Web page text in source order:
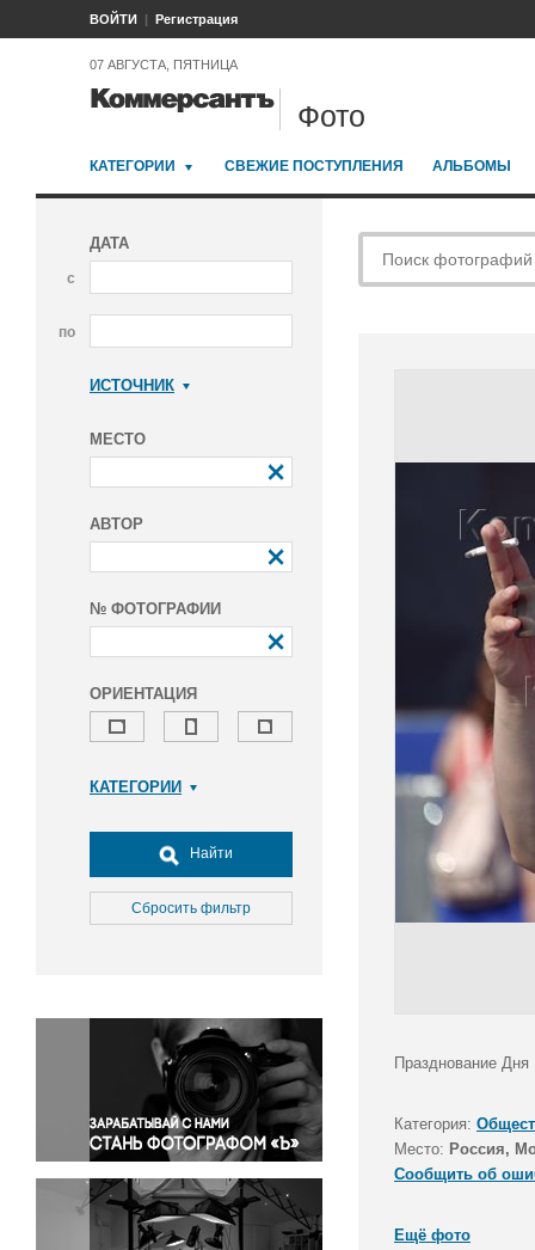
ВОЙТИ Регистрация
07 АВГУСТА, ПЯТНИЦА
Фото
КАТЕГОРИИ СВЕЖИЕ ПОСТУПЛЕНИЯ АЛЬБОМЫ
ДАТА
с
по
ИСТОЧНИК
МЕСТО
АВТОР
№ ФОТОГРАФИИ
ОРИЕНТАЦИЯ
КАТЕГОРИИ
Досуг, туризм и отдых
Культура
Медицина
Окружающая среда
Политика
Правосудие
Происшествия и конфликты
Религия
Светская жизнь
Спорт
Экология
Найти
Сбросить фильтр
Празднование
Категория:
Место: Россия,
Сообщить об
Ещё фото